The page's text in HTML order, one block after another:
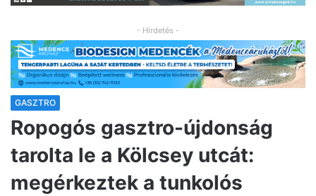
- Hirdetés -
GASZTRO
Ropogós gasztro-újdonság
tarolta le a Kölcsey utcát:
megérkeztek a tunkolós